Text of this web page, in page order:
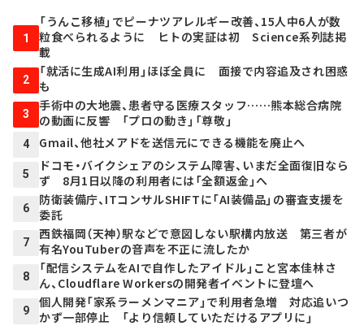
1
「うんこ移植」でピーナツアレルギー改善、15人中6人が数
粒食べられるように ヒトの実証は初 Science系列誌掲
載
2
「就活に生成AI利用」ほぼ全員に 面接で内容追及され困惑
も
3
手術中の大地震、患者守る医療スタッフ……熊本総合病院
の動画に反響 「プロの動き」「尊敬」
4 Gmail、他社メアドを送信元にできる機能を廃止へ
5
ドコモ・バイクシェアのシステム障害、いまだ全面復旧なら
ず 8月1日以降の利用者には「全額返金」へ
6
防衛装備庁、ITコンサルSHIFTに「AI装備品」の審査支援を
委託
7
西鉄福岡（天神）駅などで意図しない駅構内放送 第三者が
有名YouTuberの音声を不正に流したか
8
「配信システムをAIで自作したアイドル」こと宮本佳林さ
ん、Cloudflare Workersの開発者イベントに登壇へ
9
個人開発「家系ラーメンマニア」で利用者急増 対応追いつ
かず一部停止 「より信頼していただけるアプリに」